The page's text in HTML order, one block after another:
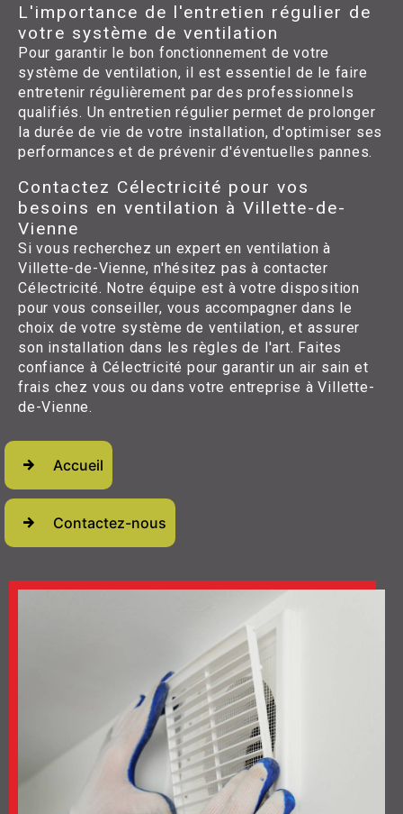
L'importance de l'entretien régulier de
votre système de ventilation
Pour garantir le bon fonctionnement de votre
système de ventilation, il est essentiel de le faire
entretenir régulièrement par des professionnels
qualifiés. Un entretien régulier permet de prolonger
la durée de vie de votre installation, d'optimiser ses
performances et de prévenir d'éventuelles pannes.
Contactez Célectricité pour vos
besoins en ventilation à Villette-de-
Vienne
Si vous recherchez un expert en ventilation à
Villette-de-Vienne, n'hésitez pas à contacter
Célectricité. Notre équipe est à votre disposition
pour vous conseiller, vous accompagner dans le
choix de votre système de ventilation, et assurer
son installation dans les règles de l'art. Faites
confiance à Célectricité pour garantir un air sain et
frais chez vous ou dans votre entreprise à Villette-
de-Vienne.
Accueil
Contactez-nous